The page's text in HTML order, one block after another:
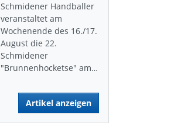
Schmidener Handballer
veranstaltet am
Wochenende des 16./17.
August die 22.
Schmidener
"Brunnenhocketse" am…
Artikel anzeigen